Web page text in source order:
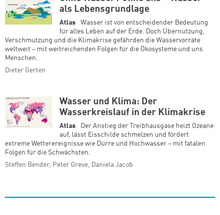
als Lebensgrundlage
Atlas
Wasser ist von entscheidender Bedeutung
für alles Leben auf der Erde. Doch Übernutzung,
Verschmutzung und die Klimakrise gefährden die Wasservorräte
weltweit – mit weitreichenden Folgen für die Ökosysteme und uns
Menschen.
Dieter Gerten
Wasser und Klima: Der
Wasserkreislauf in der Klimakrise
Atlas
Der Anstieg der Treibhausgase heizt Ozeane
auf, lässt Eisschilde schmelzen und fördert
extreme Wetterereignisse wie Dürre und Hochwasser – mit fatalen
Folgen für die Schwächsten.
Steffen Bender, Peter Greve, Daniela Jacob